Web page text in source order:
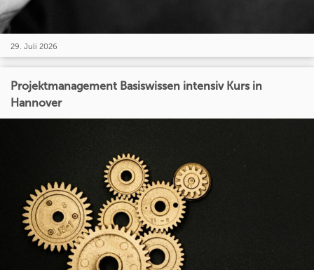
29. Juli 2026
Projektmanagement Basiswissen intensiv Kurs in
Hannover